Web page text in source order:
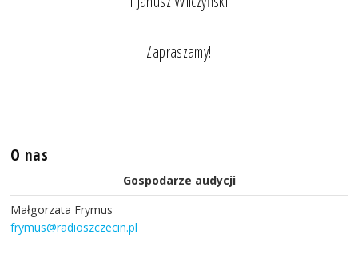
Zapraszamy!
O nas
Gospodarze audycji
Małgorzata Frymus
frymus@radioszczecin.pl